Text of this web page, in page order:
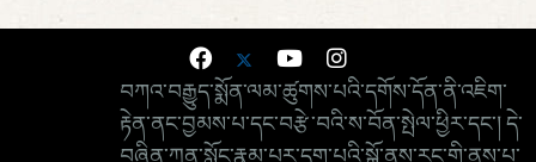
བཀའ་བརྒྱུད་སྨོན་ལམ་ཚུགས་པའི་དགོས་དོན་ནི་འཇིག་
རྟེན་ནང་བྱམས་པ་དང་བརྩེ་བའི་ས་བོན་སྤེལ་ཕྱིར་དང་། དེ་
བཞིན་ཀུན་སློང་རྣམ་པར་དག་པའི་སྒོ་ནས་རང་གི་ནུས་པ་